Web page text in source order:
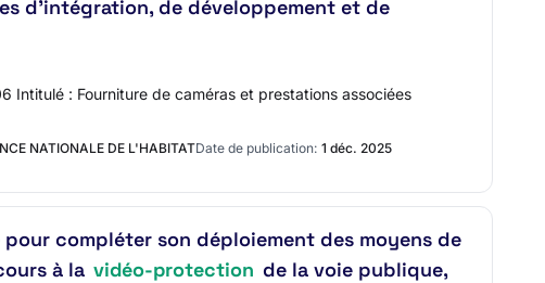
d'intégration, de développement et de
Intitulé : Fourniture de caméras et prestations associées
NATIONALE DE L'HABITATDate de publication: 1 déc. 2025
compléter son déploiement des moyens de
à la vidéo-protection de la voie publique,